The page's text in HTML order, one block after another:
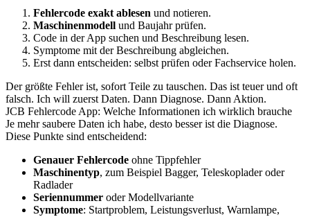
Fehlercode exakt ablesen und notieren.
Maschinenmodell und Baujahr prüfen.
Code in der App suchen und Beschreibung lesen.
Symptome mit der Beschreibung abgleichen.
Erst dann entscheiden: selbst prüfen oder Fachservice holen.
Der größte Fehler ist, sofort Teile zu tauschen. Das ist teuer und oft
falsch. Ich will zuerst Daten. Dann Diagnose. Dann Aktion.
JCB Fehlercode App: Welche Informationen ich wirklich brauche
Je mehr saubere Daten ich habe, desto besser ist die Diagnose.
Diese Punkte sind entscheidend:
Genauer Fehlercode ohne Tippfehler
Maschinentyp, zum Beispiel Bagger, Teleskoplader oder
Radlader
Seriennummer oder Modellvariante
Symptome: Startproblem, Leistungsverlust, Warnlampe,